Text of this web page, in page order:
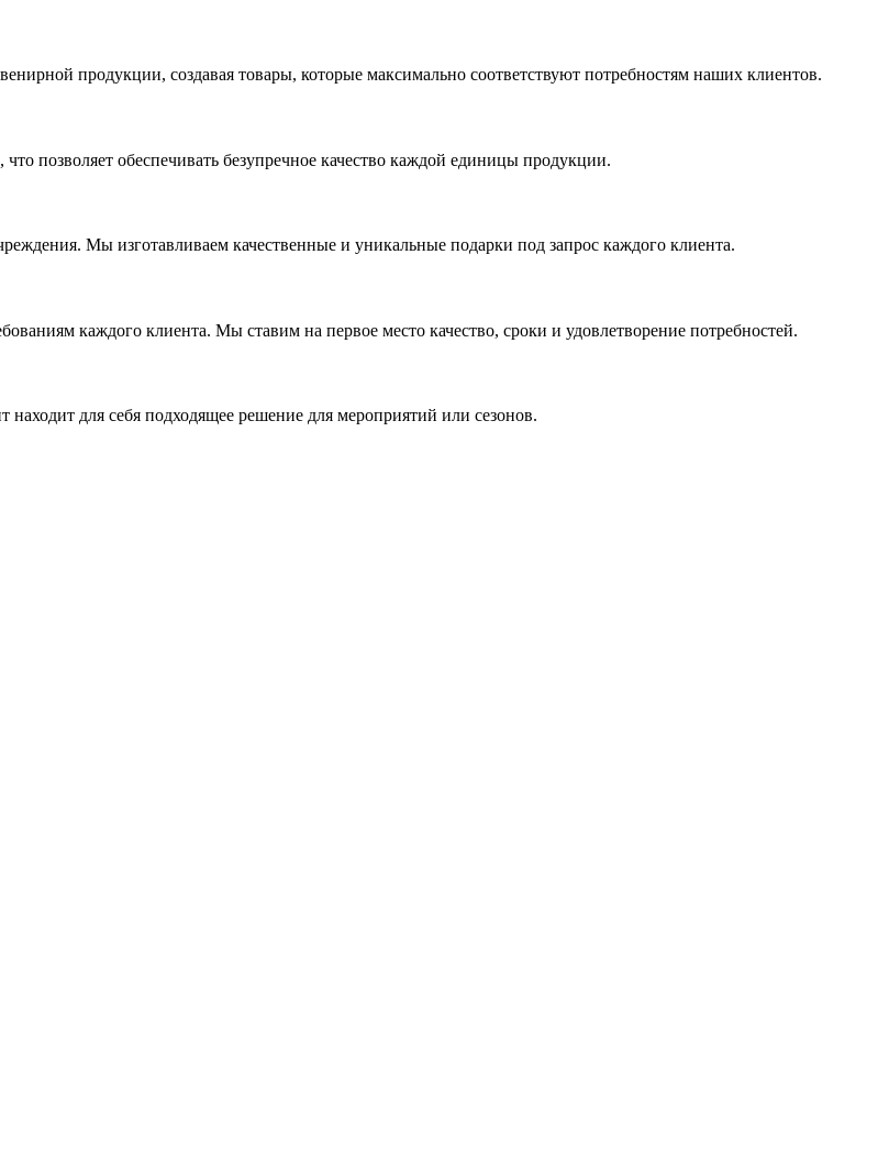
продукции, создавая товары, которые максимально соответствуют потребностям наших клиентов.
позволяет обеспечивать безупречное качество каждой единицы продукции.
Мы изготавливаем качественные и уникальные подарки под запрос каждого клиента.
каждого клиента. Мы ставим на первое место качество, сроки и удовлетворение потребностей.
для себя подходящее решение для мероприятий или сезонов.